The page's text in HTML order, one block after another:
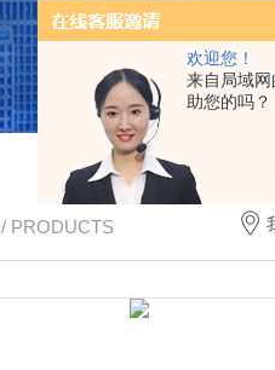
欢迎您！
来自局域
助您的吗？
/ PRODUCTS